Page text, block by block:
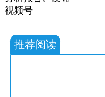
视频号
推荐阅读